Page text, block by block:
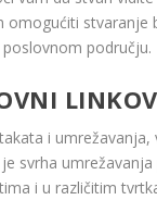
stvaranje
području.
i
svrha
i u različitim